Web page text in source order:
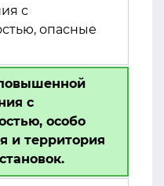
с
опасные
с
особо
и территория